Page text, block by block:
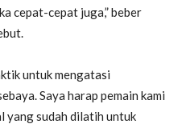
cepat-cepat juga,” beber
untuk mengatasi
Saya harap pemain kami
yang sudah dilatih untuk